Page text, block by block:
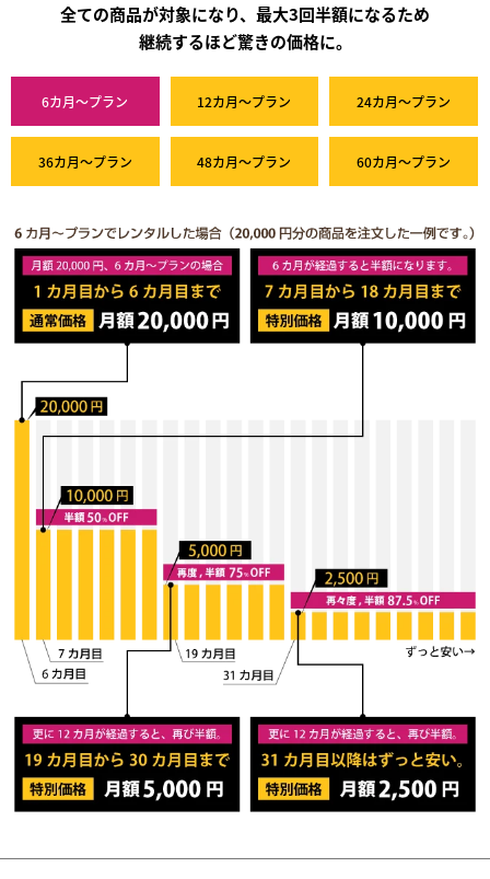
全ての商品が対象になり、最大3回半額になるため
継続するほど驚きの価格に。
6カ月～プラン 12カ月～プラン 24カ月～プラン
36カ月～プラン 48カ月～プラン 60カ月～プラン